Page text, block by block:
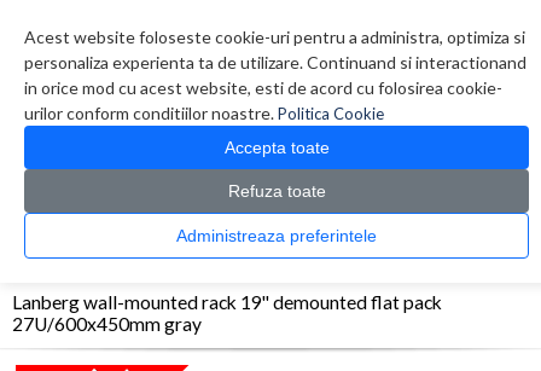
Acest website foloseste cookie-uri pentru a administra, optimiza si
personaliza experienta ta de utilizare. Continuand si interactionand
in orice mod cu acest website, esti de acord cu folosirea cookie-
urilor conform conditiilor noastre.Politica Cookie
Accepta toate
Refuza toate
Administreaza preferintele
0 produs(e)
CATALOG PRODUSE
Sisteme de supraveghere > Accesorii sisteme de supraveghere
Lanberg wall-mounted rack 19'' demounted flat pack
27U/600x450mm gray